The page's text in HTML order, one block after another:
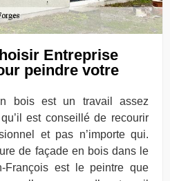
Entreprise
peindre votre
bois est un travail assez
est conseillé de recourir
et pas n’importe qui.
de façade en bois dans le
François est le peintre que